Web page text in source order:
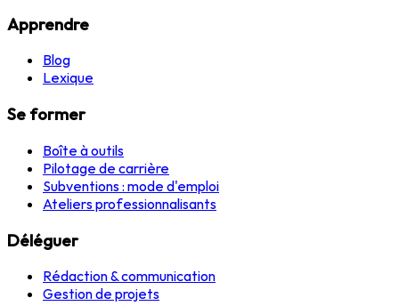
Apprendre
Blog
Lexique
Se former
Boîte à outils
Pilotage de carrière
Subventions : mode d'emploi
Ateliers professionnalisants
Déléguer
Rédaction & communication
Gestion de projets